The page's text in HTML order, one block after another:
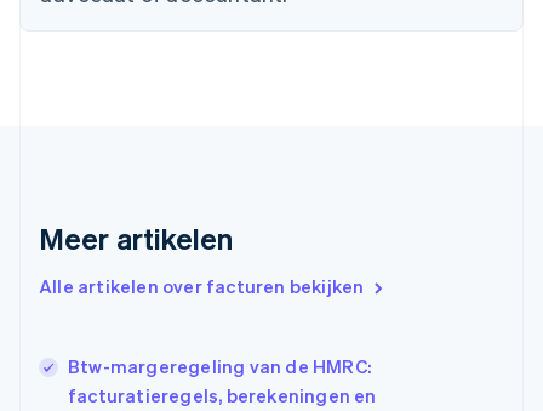
Meer artikelen
Alle artikelen over facturen bekijken
Btw-margeregeling van de HMRC:
facturatieregels, berekeningen en
English
English
English
Ierland
English